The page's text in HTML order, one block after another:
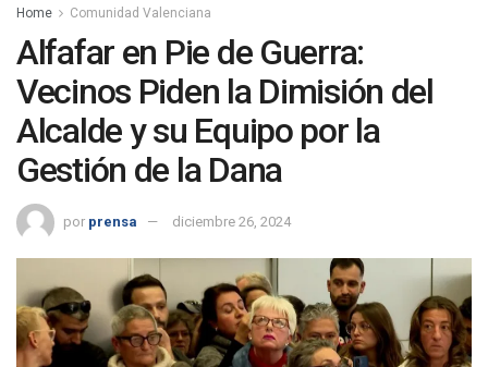
Home Comunidad Valenciana
Alfafar en Pie de Guerra:
Vecinos Piden la Dimisión del
Alcalde y su Equipo por la
Gestión de la Dana
por prensa diciembre 26, 2024